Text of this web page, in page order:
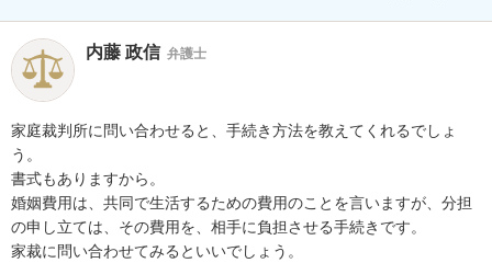
内藤 政信 弁護士
家庭裁判所に問い合わせると、手続き方法を教えてくれるでしょ
う。
書式もありますから。
婚姻費用は、共同で生活するための費用のことを言いますが、分担
の申し立ては、その費用を、相手に負担させる手続きです。
家裁に問い合わせてみるといいでしょう。